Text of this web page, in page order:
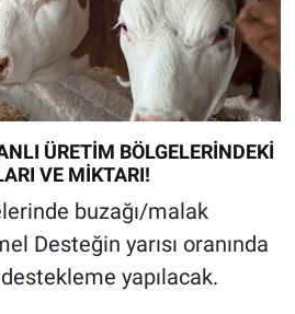
ÜRETİM BÖLGELERİNDEKİ
VE MİKTARI!
buzağı/malak
Desteğin yarısı oranında
yapılacak.